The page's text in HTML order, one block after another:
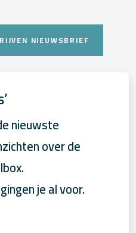
NIEUWSBRIEF
nieuwste
over de
je al voor.